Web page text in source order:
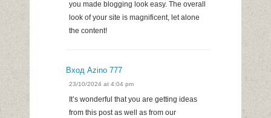
you made blogging look easy. The overall
look of your site is magnificent, let alone
the content!
Вход Azino 777
23/10/2024 at 4:04 pm
It’s wonderful that you are getting ideas
from this post as well as from our